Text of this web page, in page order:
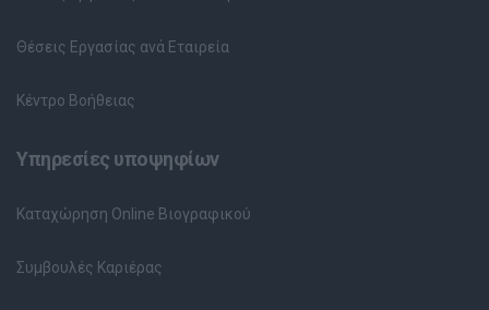
Θέσεις Εργασίας ανά Εταιρεία
Κέντρο Βοήθειας
Υπηρεσίες υποψηφίων
Καταχώρηση Online Βιογραφικού
Συμβουλές Καριέρας